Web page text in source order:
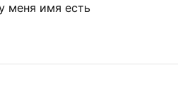
меня имя есть